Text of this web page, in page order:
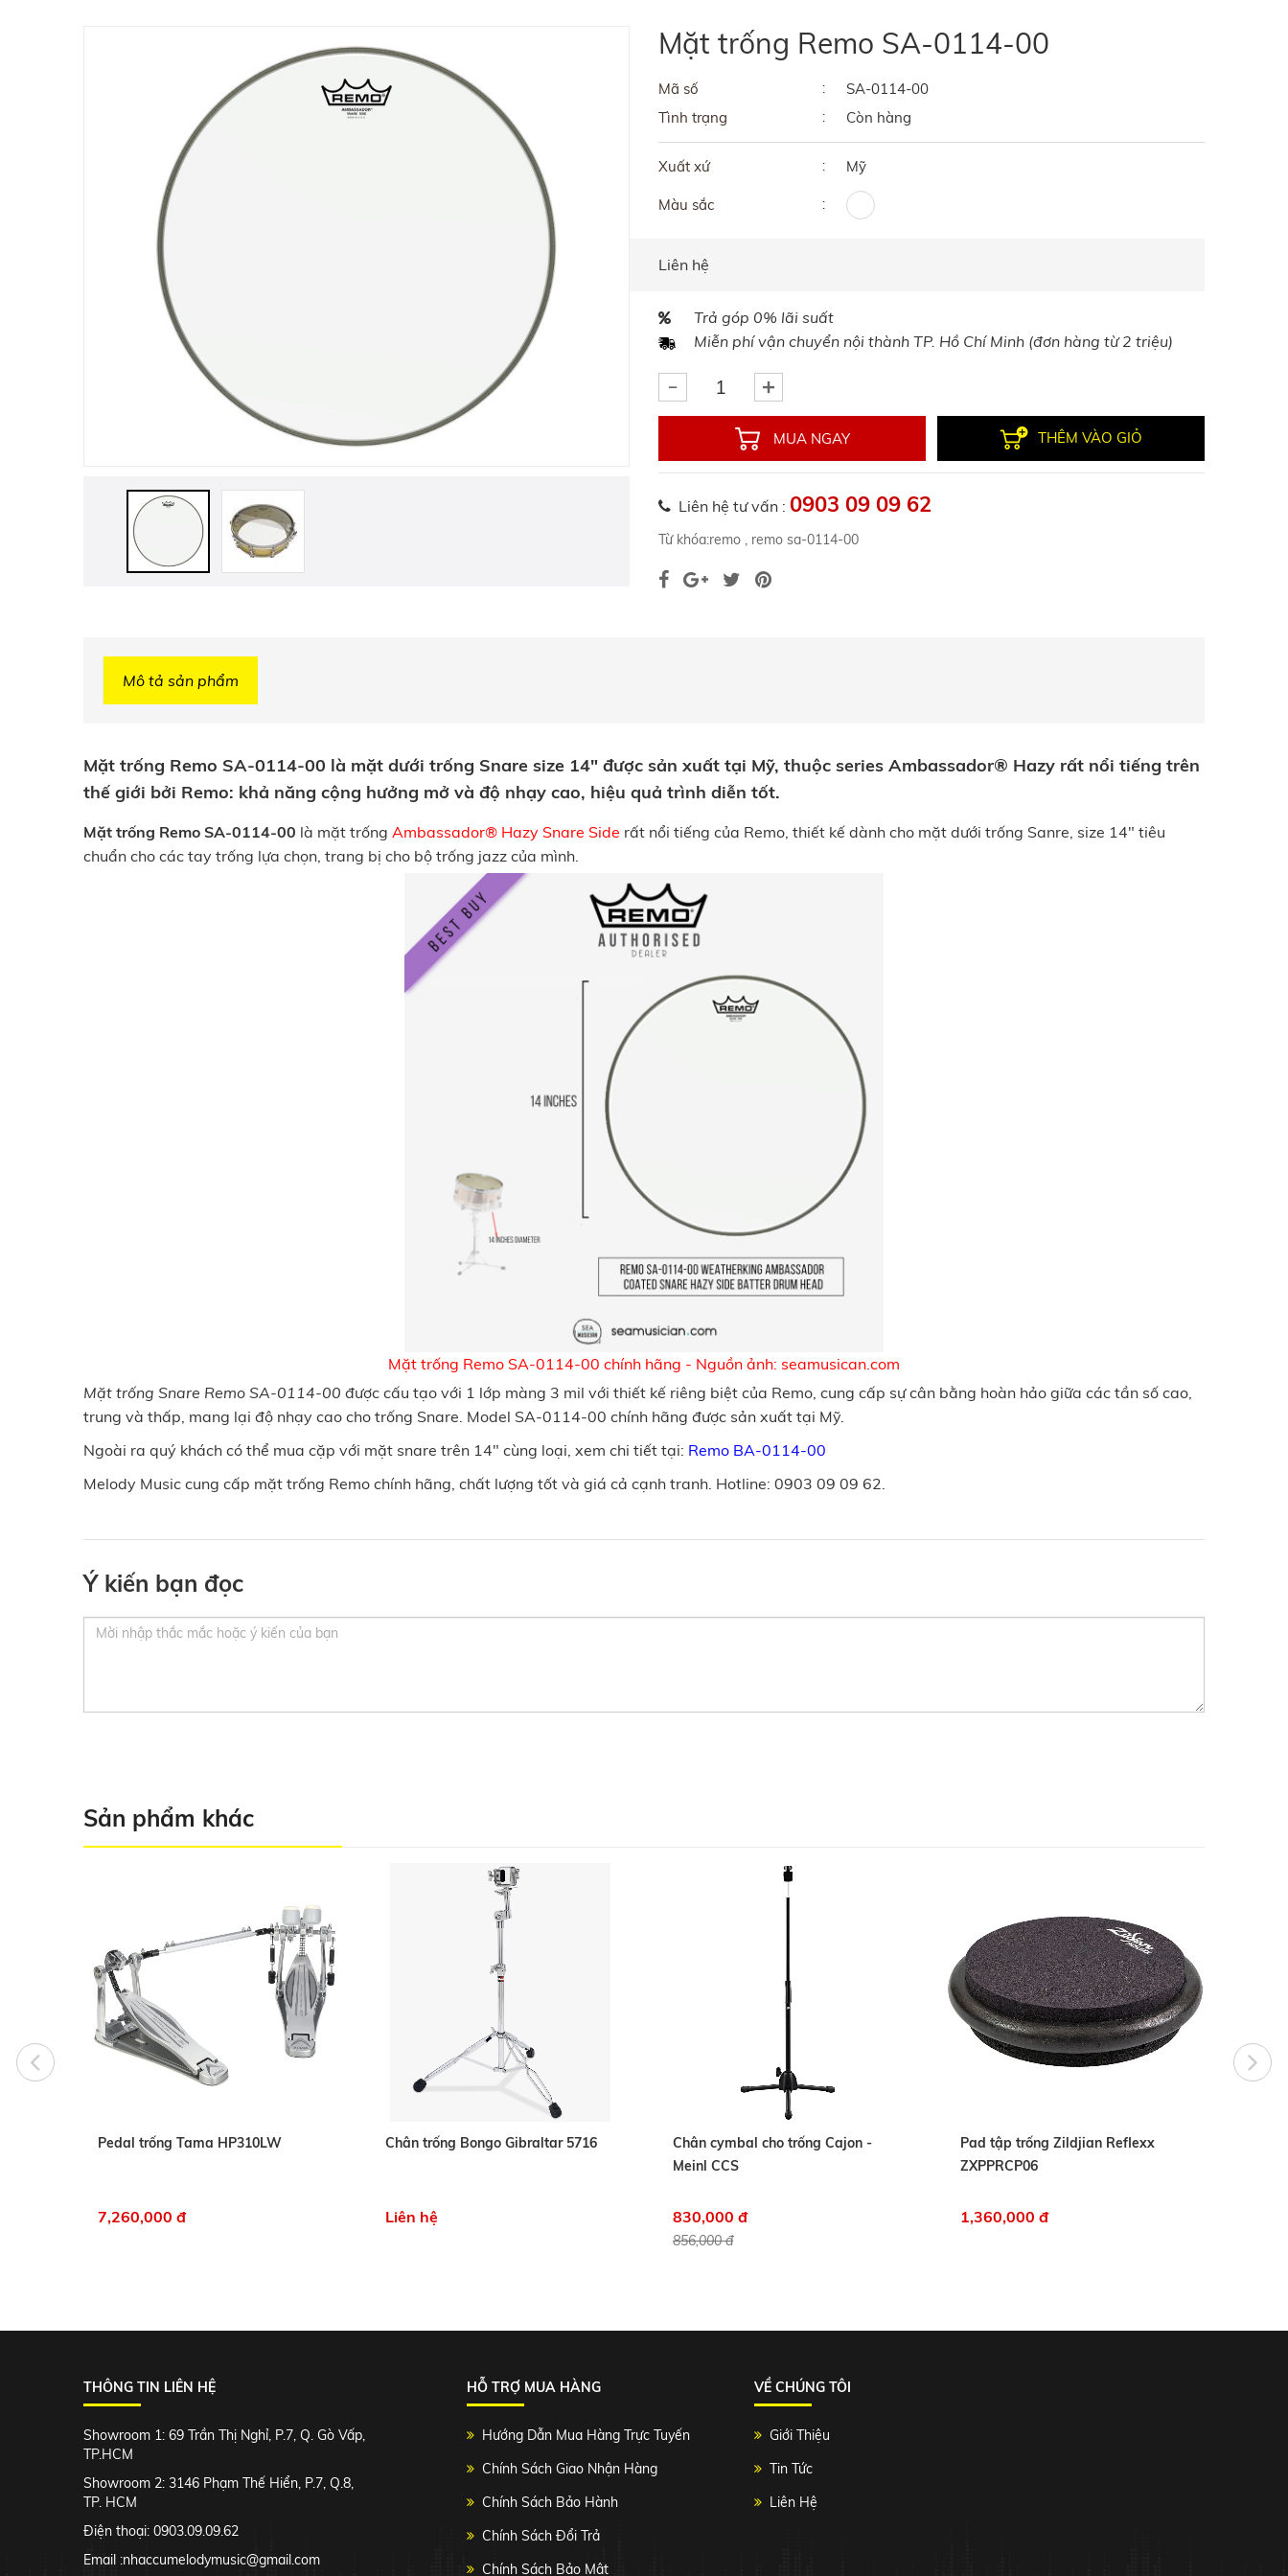
Mặt trống Remo SA-0114-00
Mã số
SA-0114-00
Tình trạng
Còn hàng
Xuất xứ Mỹ
Màu sắc
Liên hệ
Trả góp 0% lãi suất
Miễn phí vận chuyển nội thành TP. Hồ Chí Minh (đơn hàng từ 2 triệu)
MUA NGAY THÊM VÀO GIỎ
Liên hệ tư vấn : 0903 09 09 62
Từ khóa:remo , remo sa-0114-00
Mô tả sản phẩm
Mặt trống Remo SA-0114-00 là mặt dưới trống Snare size 14" được sản xuất tại Mỹ, thuộc series Ambassador® Hazy rất nổi tiếng trên
thế giới bởi Remo: khả năng cộng hưởng mở và độ nhạy cao, hiệu quả trình diễn tốt.
Mặt trống Remo SA-0114-00 là mặt trống Ambassador® Hazy Snare Side rất nổi tiếng của Remo, thiết kế dành cho mặt dưới trống Sanre, size 14" tiêu
chuẩn cho các tay trống lựa chọn, trang bị cho bộ trống jazz của mình.
Mặt trống Remo SA-0114-00 chính hãng - Nguồn ảnh: seamusican.com
Mặt trống Snare Remo SA-0114-00 được cấu tạo với 1 lớp màng 3 mil với thiết kế riêng biệt của Remo, cung cấp sự cân bằng hoàn hảo giữa các tần số cao,
trung và thấp, mang lại độ nhạy cao cho trống Snare. Model SA-0114-00 chính hãng được sản xuất tại Mỹ.
Ngoài ra quý khách có thể mua cặp với mặt snare trên 14" cùng loại, xem chi tiết tại: Remo BA-0114-00
Melody Music cung cấp mặt trống Remo chính hãng, chất lượng tốt và giá cả cạnh tranh. Hotline: 0903 09 09 62.
Ý kiến bạn đọc
Sản phẩm khác
Pedal trống Tama HP310LW
7,260,000 đ
Chân trống Bongo Gibraltar 5716
Liên hệ
Chân cymbal cho trống Cajon -
Meinl CCS
830,000 đ
856,000 đ
Pad tập trống Zildjian Reflexx
ZXPPRCP06
1,360,000 đ
THÔNG TIN LIÊN HỆ
Showroom 1: 69 Trần Thị Nghỉ, P.7, Q. Gò Vấp,
TP.HCM
Showroom 2: 3146 Phạm Thế Hiển, P.7, Q.8,
TP. HCM
Điện thoại: 0903.09.09.62
Email :nhaccumelodymusic@gmail.com
HỖ TRỢ MUA HÀNG
Hướng Dẫn Mua Hàng Trực Tuyến
Chính Sách Giao Nhận Hàng
Chính Sách Bảo Hành
Chính Sách Đổi Trả
Chính Sách Bảo Mật
VỀ CHÚNG TÔI
Giới Thiệu
Tin Tức
Liên Hệ